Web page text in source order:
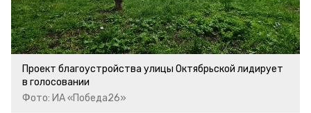
Проект благоустройства улицы Октябрьской лидирует
в голосовании
Фото: ИА «Победа26»